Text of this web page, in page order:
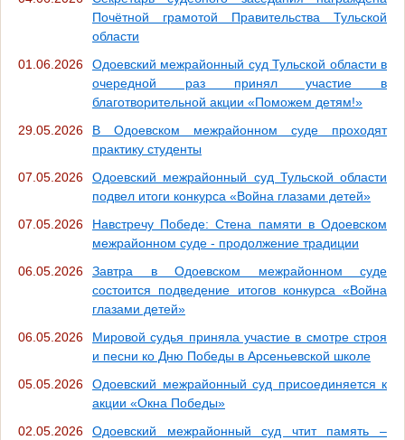
Почётной грамотой Правительства Тульской
области
01.06.2026
Одоевский межрайонный суд Тульской области в
очередной раз принял участие в
благотворительной акции «Поможем детям!»
29.05.2026
В Одоевском межрайонном суде проходят
практику студенты
07.05.2026
Одоевский межрайонный суд Тульской области
подвел итоги конкурса «Война глазами детей»
07.05.2026
Навстречу Победе: Стена памяти в Одоевском
межрайонном суде - продолжение традиции
06.05.2026
Завтра в Одоевском межрайонном суде
состоится подведение итогов конкурса «Война
глазами детей»
06.05.2026
Мировой судья приняла участие в смотре строя
и песни ко Дню Победы в Арсеньевской школе
05.05.2026
Одоевский межрайонный суд присоединяется к
акции «Окна Победы»
02.05.2026
Одоевский межрайонный суд чтит память –